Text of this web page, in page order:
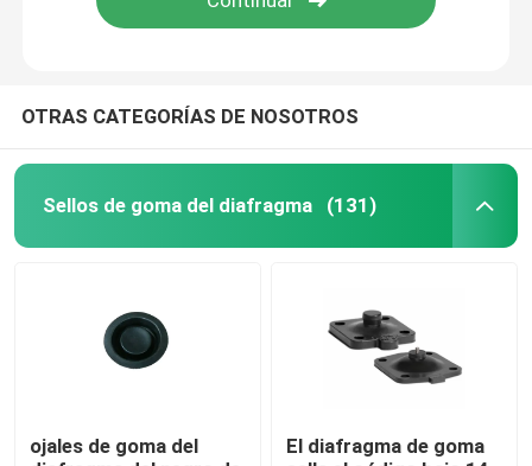
OTRAS CATEGORÍAS DE NOSOTROS
Sellos de goma del diafragma (131)
ojales de goma del
El diafragma de goma